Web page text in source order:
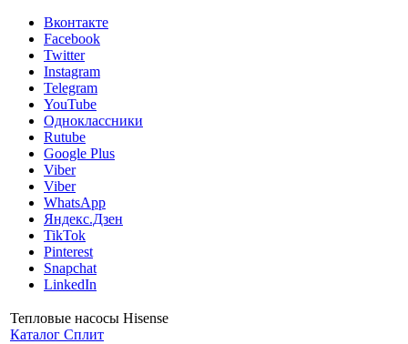
Вконтакте
Facebook
Twitter
Instagram
Telegram
YouTube
Одноклассники
Rutube
Google Plus
Viber
Viber
WhatsApp
Яндекс.Дзен
TikTok
Pinterest
Snapchat
LinkedIn
Тепловые насосы Hisense
Каталог Сплит